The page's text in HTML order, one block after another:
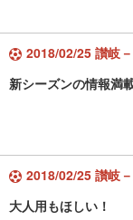
2018/02/25 讃岐
新シーズンの情報満
2018/02/25 讃岐
大人用もほしい！